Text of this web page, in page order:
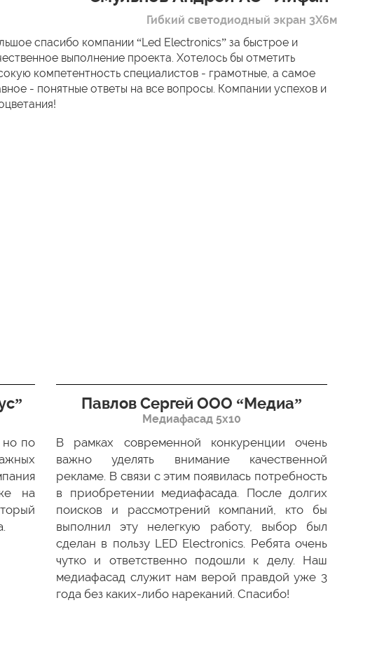
Гибкий светодиодный экран 3Х6м
спасибо компании “Led Electronics” за быстрое и
выполнение проекта. Хотелось бы отметить
компетентность специалистов - грамотные, а самое
- понятные ответы на все вопросы. Компании успехов и
но по
на
Павлов Сергей ООО “Медиа”
Медиафасад 5х10
В рамках современной конкуренции очень
важно уделять внимание качественной
рекламе. В связи с этим появилась потребность
в приобретении медиафасада. После долгих
поисков и рассмотрений компаний, кто бы
выполнил эту нелегкую работу, выбор был
сделан в пользу LED Electronics. Ребята очень
чутко и ответственно подошли к делу. Наш
медиафасад служит нам верой правдой уже 3
года без каких-либо нареканий. Спасибо!